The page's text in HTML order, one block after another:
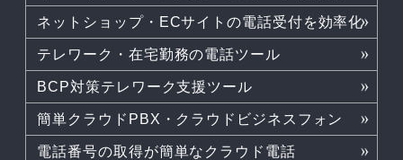
ネットショップ・ECサイトの電話受付を効率化
テレワーク・在宅勤務の電話ツール
BCP対策テレワーク支援ツール
簡単クラウドPBX・クラウドビジネスフォン
電話番号の取得が簡単なクラウド電話